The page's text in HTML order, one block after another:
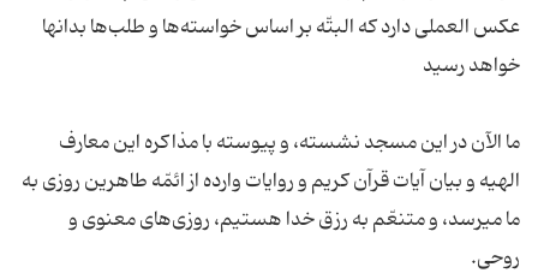
عكس‌ العملی‌ دارد كه‌ البتّه‌ بر اساس‌ خواسته‌ها و طلب‌ها بدانها
ما الآن‌ در این‌ مسجد نشسته‌، و پیوسته‌ با مذاكره‌ این‌ معارف‌
الهیه‌ و بیان‌ آیات‌ قرآن‌ كریم‌ و روایات‌ وارده‌ از ائمّه‌ طاهرین‌ روزی‌ به‌
ما میرسد، و متنعّم‌ به‌ رزق‌ خدا هستیم‌، روزی‌های‌ معنوی و